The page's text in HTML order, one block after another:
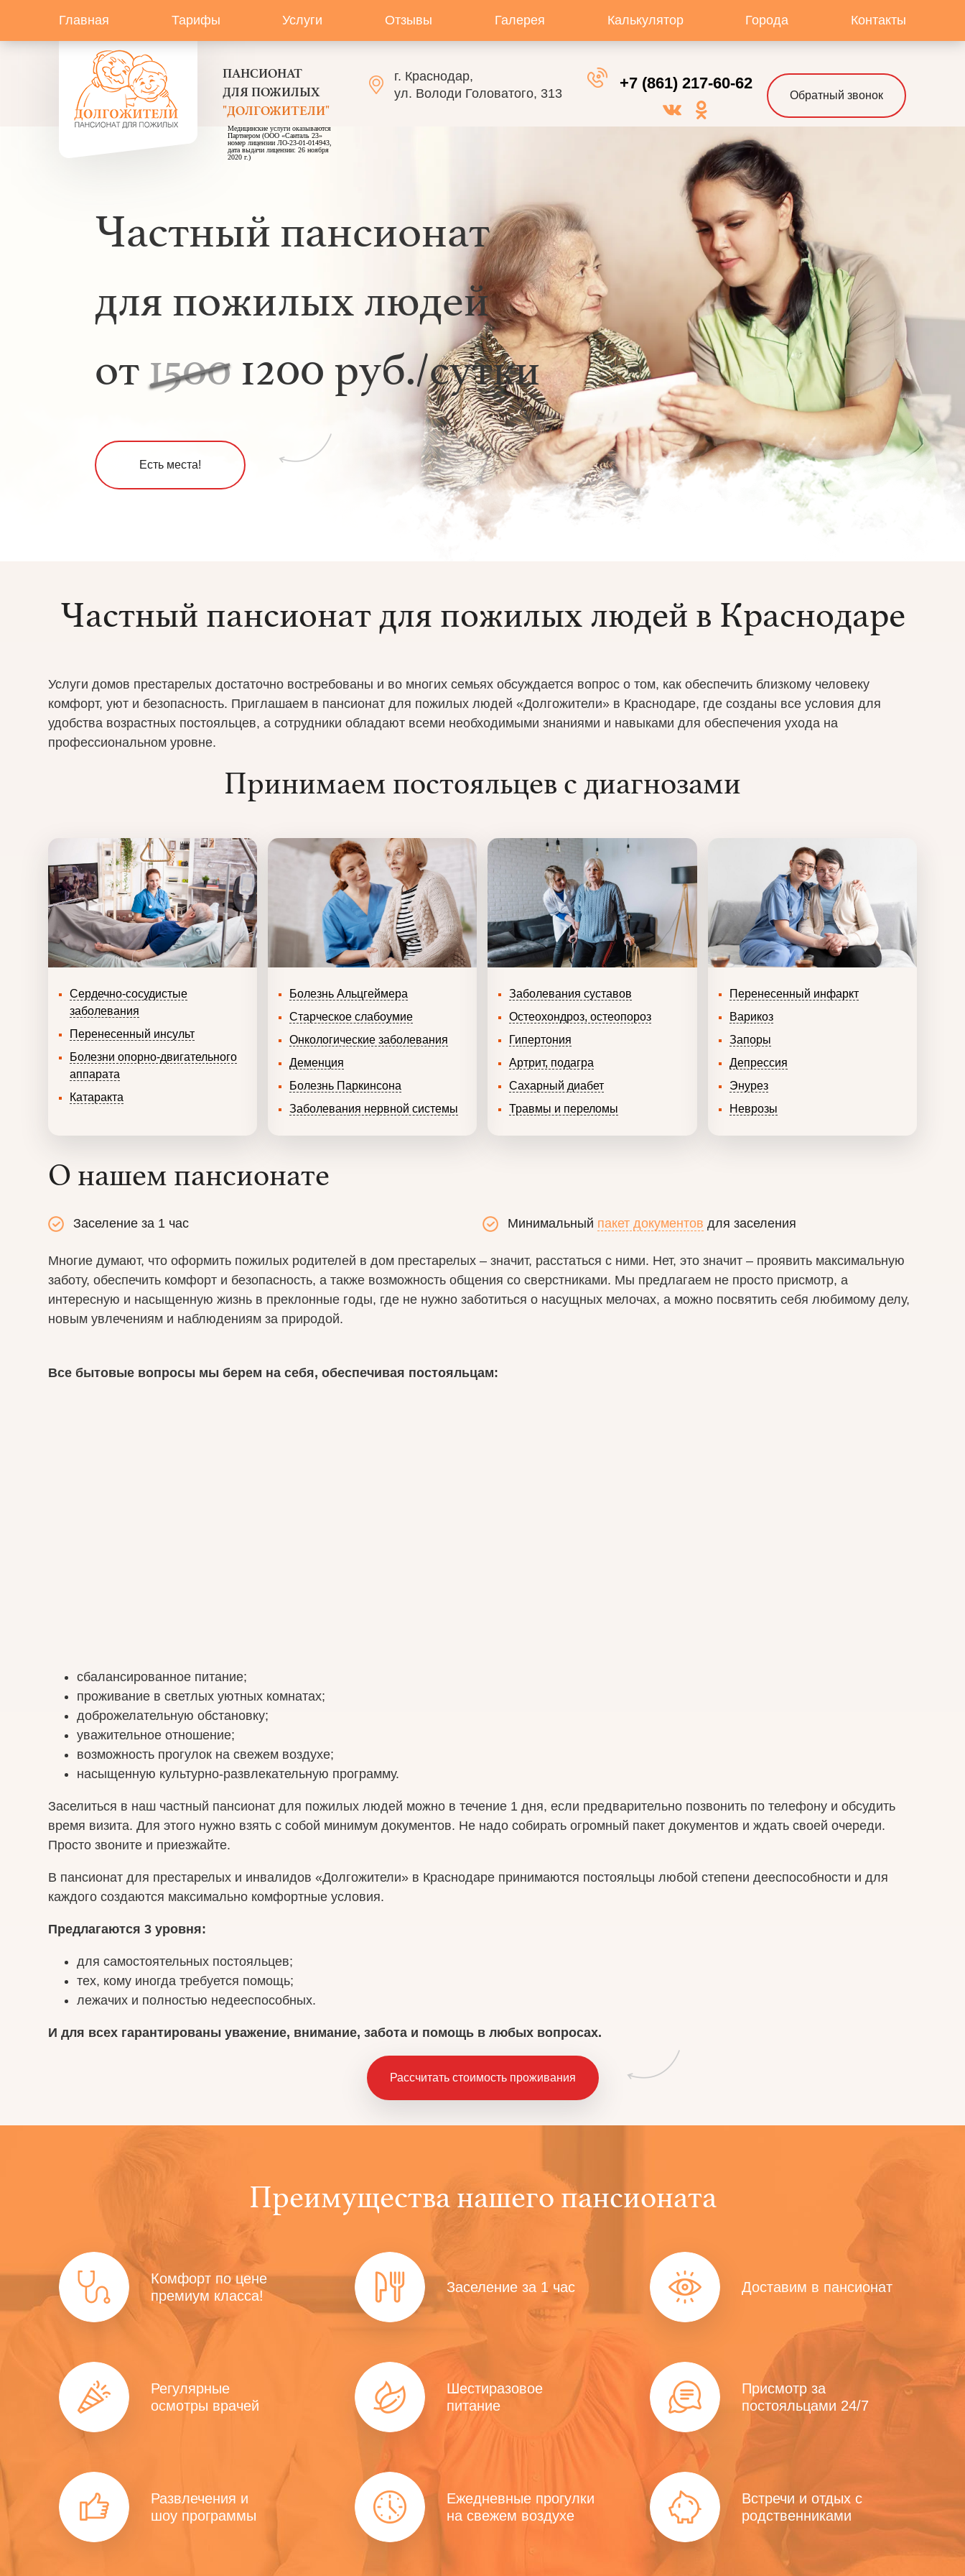
Главная Тарифы Услуги Отзывы Галерея Калькулятор Города Контакты
ПАНСИОНАТ
ДЛЯ ПОЖИЛЫХ
"ДОЛГОЖИТЕЛИ"
Медицинские услуги оказываются
Партнером (ООО «Санталь 23»
номер лицензии ЛО-23-01-014943,
дата выдачи лицензии: 26 ноября
2020 г.)
г. Краснодар,
ул. Володи Головатого, 313
+7 (861) 217-60-62
Обратный звонок
Частный пансионат
для пожилых людей
от1500 1200 руб./сутки
Есть места!
Частный пансионат для пожилых людей в Краснодаре
Услуги домов престарелых достаточно востребованы и во многих семьях обсуждается вопрос о том, как обеспечить близкому человеку
комфорт, уют и безопасность. Приглашаем в пансионат для пожилых людей «Долгожители» в Краснодаре, где созданы все условия для
удобства возрастных постояльцев, а сотрудники обладают всеми необходимыми знаниями и навыками для обеспечения ухода на
профессиональном уровне.
Принимаем постояльцев с диагнозами
Сердечно-сосудистые
заболевания
Перенесенный инсульт
Болезни опорно-двигательного
аппарата
Катаракта
Болезнь Альцгеймера
Старческое слабоумие
Онкологические заболевания
Деменция
Болезнь Паркинсона
Заболевания нервной системы
Заболевания суставов
Остеохондроз, остеопороз
Гипертония
Артрит, подагра
Сахарный диабет
Травмы и переломы
Перенесенный инфаркт
Варикоз
Запоры
Депрессия
Энурез
Неврозы
О нашем пансионате
Заселение за 1 час Минимальный пакет документов для заселения
Многие думают, что оформить пожилых родителей в дом престарелых – значит, расстаться с ними. Нет, это значит – проявить максимальную
заботу, обеспечить комфорт и безопасность, а также возможность общения со сверстниками. Мы предлагаем не просто присмотр, а
интересную и насыщенную жизнь в преклонные годы, где не нужно заботиться о насущных мелочах, а можно посвятить себя любимому делу,
новым увлечениям и наблюдениям за природой.
Все бытовые вопросы мы берем на себя, обеспечивая постояльцам:
сбалансированное питание;
проживание в светлых уютных комнатах;
доброжелательную обстановку;
уважительное отношение;
возможность прогулок на свежем воздухе;
насыщенную культурно-развлекательную программу.
Заселиться в наш частный пансионат для пожилых людей можно в течение 1 дня, если предварительно позвонить по телефону и обсудить
время визита. Для этого нужно взять с собой минимум документов. Не надо собирать огромный пакет документов и ждать своей очереди.
Просто звоните и приезжайте.
В пансионат для престарелых и инвалидов «Долгожители» в Краснодаре принимаются постояльцы любой степени дееспособности и для
каждого создаются максимально комфортные условия.
Предлагаются 3 уровня:
для самостоятельных постояльцев;
тех, кому иногда требуется помощь;
лежачих и полностью недееспособных.
И для всех гарантированы уважение, внимание, забота и помощь в любых вопросах.
Рассчитать стоимость проживания
Преимущества нашего пансионата
Комфорт по цене
премиум класса!
Заселение за 1 час Доставим в пансионат
Регулярные
осмотры врачей
Шестиразовое
питание
Присмотр за
постояльцами 24/7
Развлечения и
шоу программы
Ежедневные прогулки
на свежем воздухе
Встречи и отдых с
родственниками